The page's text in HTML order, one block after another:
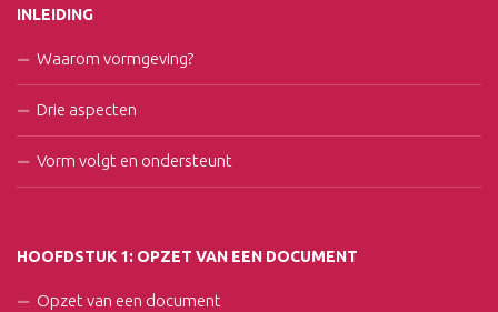
INLEIDING
Waarom vormgeving?
Drie aspecten
Vorm volgt en ondersteunt
HOOFDSTUK 1: OPZET VAN EEN DOCUMENT
Opzet van een document